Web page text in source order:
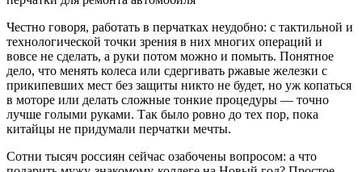
Честно говоря, работать в перчатках неудобно: с тактильной и
технологической точки зрения в них многих операций и
вовсе не сделать, а руки потом можно и помыть. Понятное
дело, что менять колеса или сдергивать ржавые железки с
прикипевших мест без защиты никто не будет, но уж копаться
в моторе или делать сложные тонкие процедуры — точно
лучше голыми руками. Так было ровно до тех пор, пока
китайцы не придумали перчатки мечты.
Сотни тысяч россиян сейчас озабочены вопросом: а что